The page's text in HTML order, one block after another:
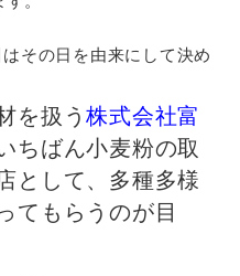
はその日を由来にして決め
を扱う株式会社富
ちばん小麦粉の取
として、多種多様
てもらうのが目